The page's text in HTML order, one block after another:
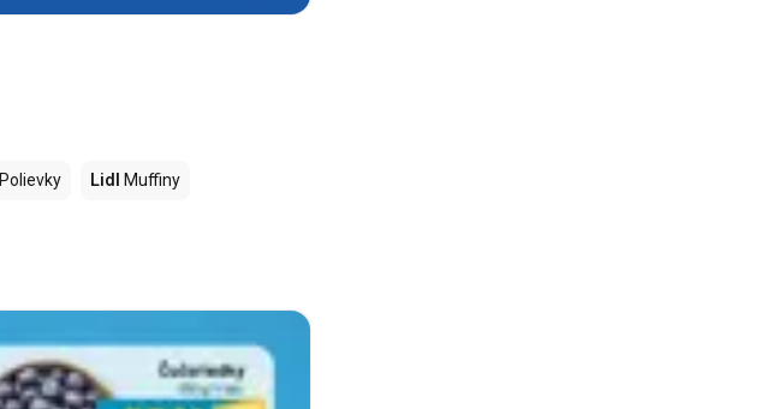
Polievky Lidl Muffiny